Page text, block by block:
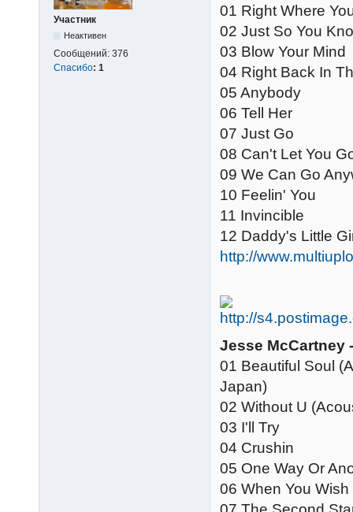
Участник
Неактивен
Сообщений: 376
Спасибо: 1
01 Right Where
02 Just So You
03 Blow Your Mind
04 Right Back In
05 Anybody
06 Tell Her
07 Just Go
08 Can't Let You
09 We Can Go
10 Feelin' You
11 Invincible
12 Daddy's Little
http://
Jesse McCartney
01 Beautiful Soul
Japan)
02 Without U
03 I'll Try
04 Crushin
05 One Way Or
06 When You Wish